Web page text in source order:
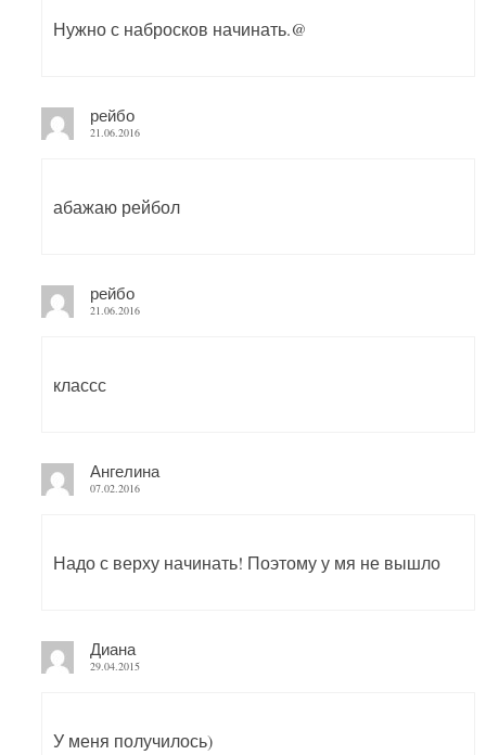
Нужно с набросков начинать.@
рейбо
21.06.2016
абажаю рейбол
рейбо
21.06.2016
классс
Ангелина
07.02.2016
Надо с верху начинать! Поэтому у мя не вышло
Диана
29.04.2015
У меня получилось)